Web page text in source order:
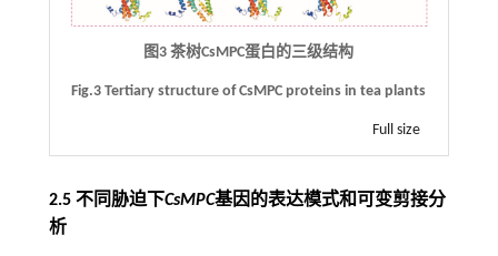
图3 茶树CsMPC蛋白的三级结构
Fig.3 Tertiary structure of CsMPC proteins in tea plants
Full size
2.5 不同胁迫下CsMPC基因的表达模式和可变剪接分
析